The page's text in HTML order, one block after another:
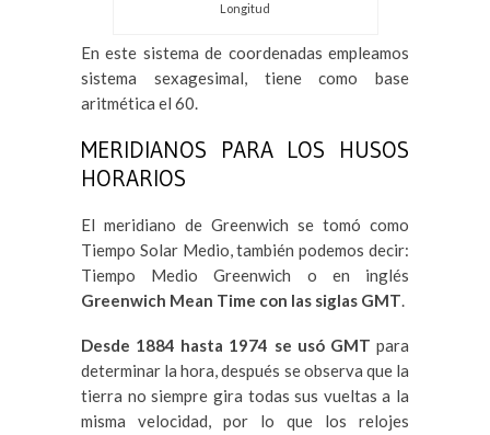
Longitud
En este sistema de coordenadas empleamos
sistema sexagesimal, tiene como base
aritmética el 60.
MERIDIANOS PARA LOS HUSOS
HORARIOS
El meridiano de Greenwich se tomó como
Tiempo Solar Medio, también podemos decir:
Tiempo Medio Greenwich o en inglés
Greenwich Mean Time con las siglas GMT.
Desde 1884 hasta 1974 se usó GMT para
determinar la hora, después se observa que la
tierra no siempre gira todas sus vueltas a la
misma velocidad, por lo que los relojes